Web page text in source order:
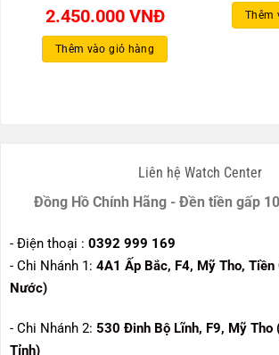
2.450.000 VNĐ
Thêm vào giỏ hàng
Thêm
Liên hệ Watch Center
Đồng Hồ Chính Hãng - Đền tiền gấp
- Điện thoại : 0392 999 169
- Chi Nhánh 1: 4A1 Ấp Bắc, F4, Mỹ Tho, Tiền
Nước)
- Chi Nhánh 2: 530 Đinh Bộ Lĩnh, F9, Mỹ Tho
Tỉnh)